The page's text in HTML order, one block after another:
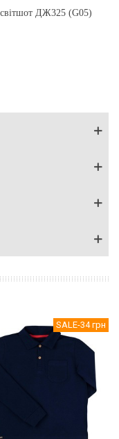
світшот ДЖ325 (G05)
SALE-34 грн